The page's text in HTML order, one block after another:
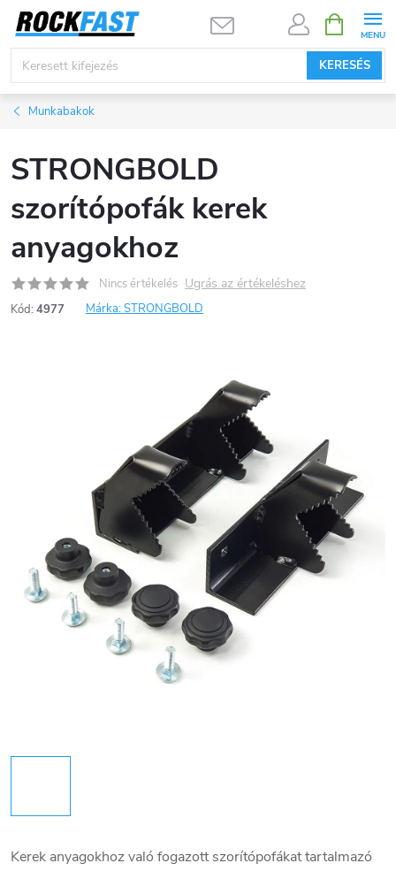
Ugrás
KERESÉS
KOSÁR
Munkabakok
STRONGBOLD
szorítópofák kerek
anyagokhoz
Nincs értékelés Ugrás az értékeléshez
Kód: 4977 Márka:STRONGBOLD
Kerek anyagokhoz való fogazott szorítópofákat tartalmazó